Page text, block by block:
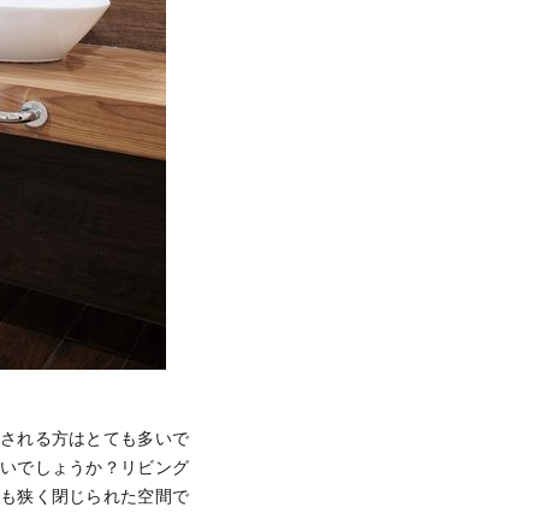
れる方はとても多いで
でしょうか？リビング
狭く閉じられた空間で